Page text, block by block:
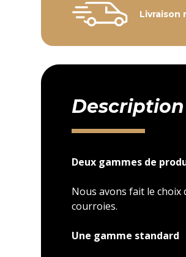
Livraison
Description
Deux gammes de
Nous avons fait le choix
courroies.
Une gamme standard